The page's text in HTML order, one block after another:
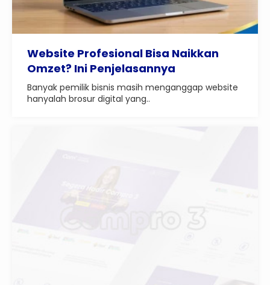
Website Profesional Bisa Naikkan
Omzet? Ini Penjelasannya
Banyak pemilik bisnis masih menganggap website
hanyalah brosur digital yang..